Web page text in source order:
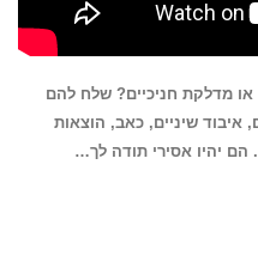
או מדלקת חניכיים? שלח להם
איבוד שיניים, כאב, הוצאות
הם יהיו אסירי תודה לך…